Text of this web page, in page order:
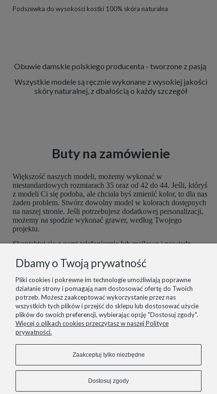
Podszewka do wysokości kostki 100% skóra naturalna
Obuwie damskie polskiego producenta - tworzone z pasją
Wszystkie modele są ręcznie wykonane z wysokiej jakości
skóry naturalnej, z dbałością o każdy szczegół
Buty na zamówienie
Większość naszych modeli, możemy wykonać w
niestandardowych rozmiarach 35 oraz od 42 do 44. Jeśli, któryś
z modeli Ci się podoba, ale chciała byś zmienić kolor, to dla nas
żaden problem. Stwórz dowolny model w kolorach dostępnych
na naszej stronie. Jeśli potrzebujesz dodatkowej personalizacji,
możemy na spodzie wykonać grawer, według Twojego
projektu.
Skontaktuj się z nami telefonicznie lub mailowo i powiedz,
możliwość dopasować je do Ciebie idealnie. Postaramy się
spełnić wszelkie potrzeby z największą starannością.
informacje
pomoc
zakupy
Dbamy o Twoją prywatność
Pliki cookies i pokrewne im technologie umożliwiają poprawne
działanie strony i pomagają nam dostosować ofertę do Twoich
potrzeb. Możesz zaakceptować wykorzystanie przez nas
wszystkich tych plików i przejść do sklepu lub dostosować użycie
plików do swoich preferencji, wybierając opcję "Dostosuj zgody".
Więcej o plikach cookies przeczytasz w naszej Polityce
prywatności.
Zaakceptuj tylko niezbędne
Dostosuj zgody